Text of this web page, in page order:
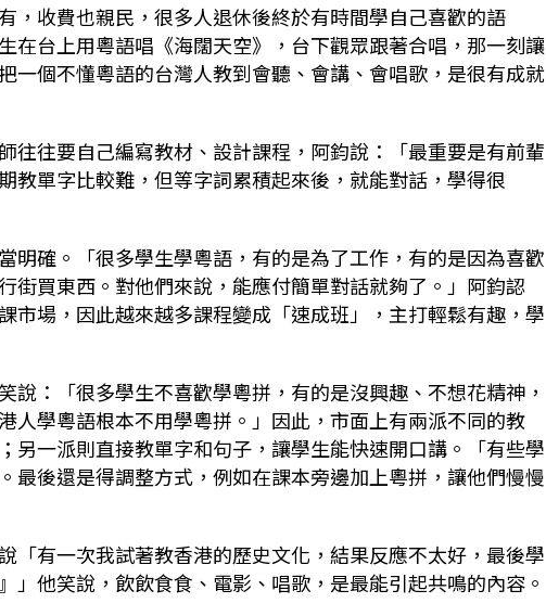
，收費也親民，很多人退休後終於有時間學自己喜歡的語
在台上用粵語唱《海闊天空》，台下觀眾跟著合唱，那一刻讓
一個不懂粵語的台灣人教到會聽、會講、會唱歌，是很有成就
往往要自己編寫教材、設計課程，阿鈞說：「最重要是有前輩
教單字比較難，但等字詞累積起來後，就能對話，學得很
明確。「很多學生學粵語，有的是為了工作，有的是因為喜歡
街買東西。對他們來說，能應付簡單對話就夠了。」阿鈞認
市場，因此越來越多課程變成「速成班」，主打輕鬆有趣，學
說：「很多學生不喜歡學粵拼，有的是沒興趣、不想花精神，
人學粵語根本不用學粵拼。」因此，市面上有兩派不同的教
另一派則直接教單字和句子，讓學生能快速開口講。「有些學
最後還是得調整方式，例如在課本旁邊加上粵拼，讓他們慢慢
「有一次我試著教香港的歷史文化，結果反應不太好，最後學
」他笑說，飲飲食食、電影、唱歌，是最能引起共鳴的內容。